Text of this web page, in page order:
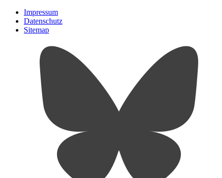
Impressum
Datenschutz
Sitemap